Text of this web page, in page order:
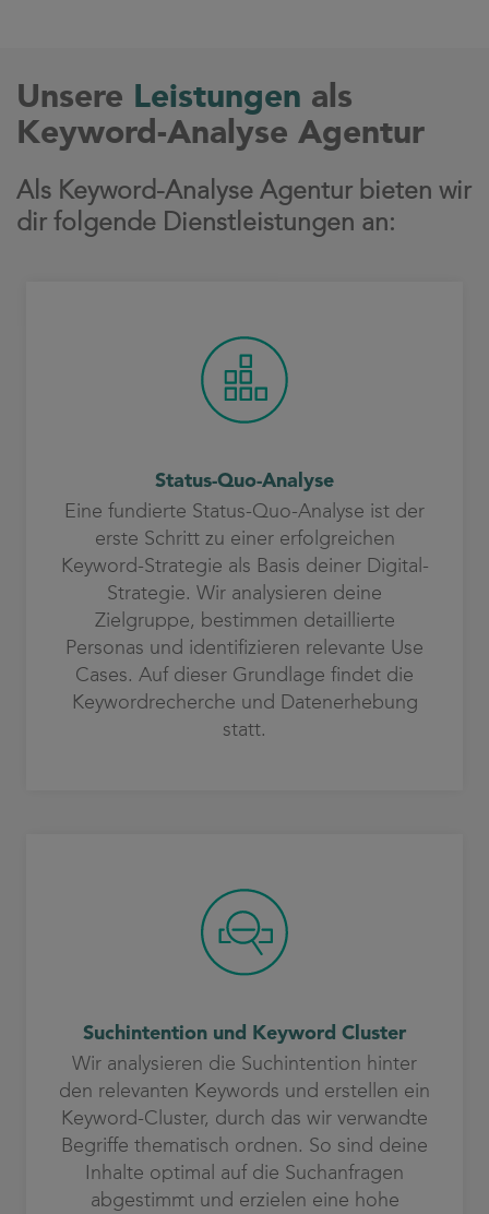
Unsere Leistungen als
Keyword-Analyse Agentur
Als Keyword-Analyse Agentur bieten wir
dir folgende Dienstleistungen an:
Status-Quo-Analyse
Eine fundierte Status-Quo-Analyse ist der
erste Schritt zu einer erfolgreichen
Keyword-Strategie als Basis deiner Digital-
Strategie. Wir analysieren deine
Zielgruppe, bestimmen detaillierte
Personas und identifizieren relevante Use
Cases. Auf dieser Grundlage findet die
Keywordrecherche und Datenerhebung
statt.
Suchintention und Keyword Cluster
Wir analysieren die Suchintention hinter
den relevanten Keywords und erstellen ein
Keyword-Cluster, durch das wir verwandte
Begriffe thematisch ordnen. So sind deine
Inhalte optimal auf die Suchanfragen
abgestimmt und erzielen eine hohe